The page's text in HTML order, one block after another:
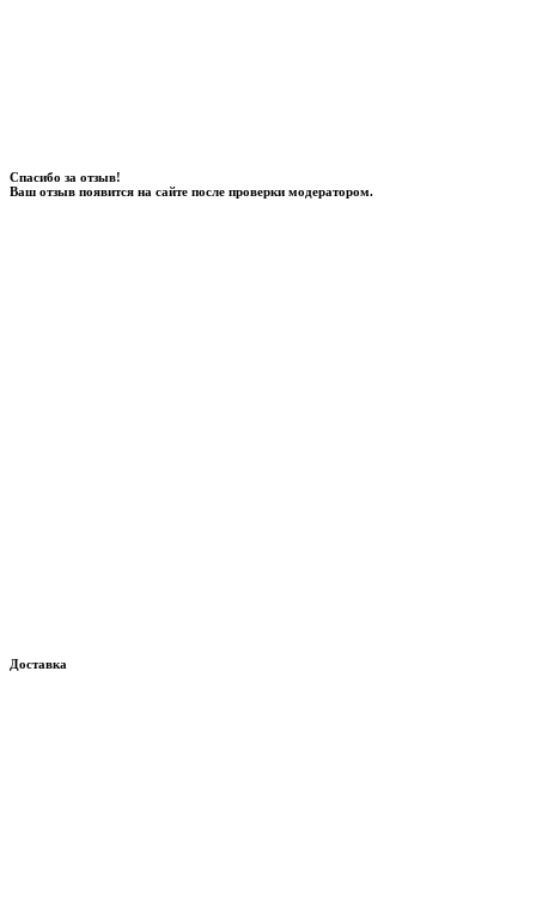
Спасибо за отзыв!
Ваш отзыв появится на сайте после проверки модератором.
Доставка